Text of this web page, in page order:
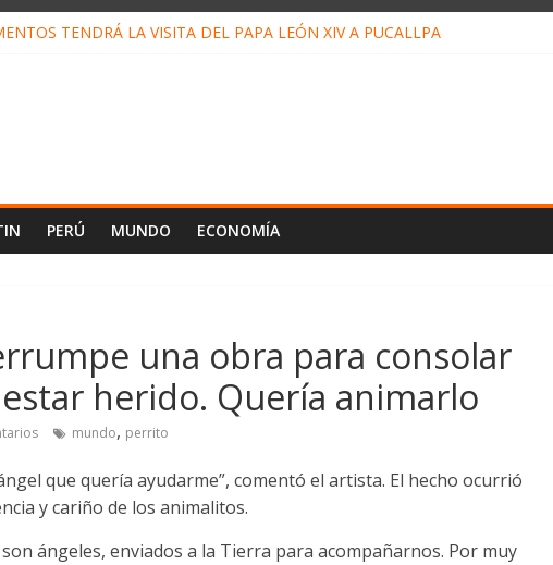
TENDRÁ LA VISITA DEL PAPA LEÓN XIV A PUCALLPA
PERÚ MUNDO ECONOMÍA
una obra para consolar
herido. Quería animarlo
mundo, perrito
que quería ayudarme”, comentó el artista. El hecho ocurrió
y cariño de los animalitos.
ángeles, enviados a la Tierra para acompañarnos. Por muy